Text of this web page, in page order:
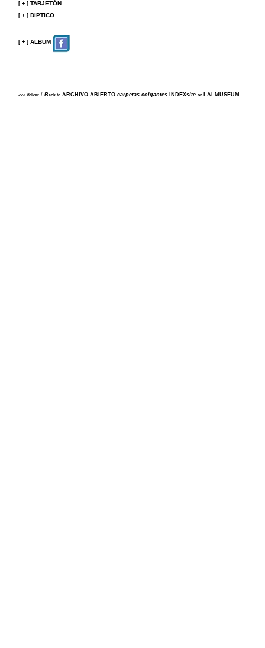
[ +] TARJETÓN
[ +] DIPTICO
[ +] ALBUM
<<< Volver/Back to ARCHIVO ABIERTO carpetas colgantesINDEXsite on LAI MUSEUM